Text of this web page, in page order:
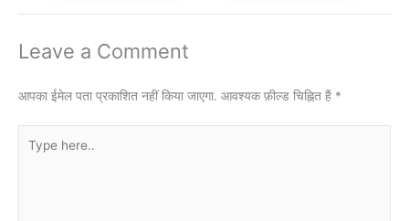
Leave a Comment
आपका ईमेल पता प्रकाशित नहीं किया जाएगा. आवश्यक फ़ील्ड चिह्नित हैं *
here..